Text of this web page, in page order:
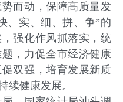
而动，保障高质量发
、实、细、拼、争”的
强化作风抓落实，统
，力促全市经济健康
双强，培育发展新质
续健康发展。